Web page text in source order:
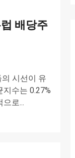
배당주
시선이 유
수는 0.27%
로...